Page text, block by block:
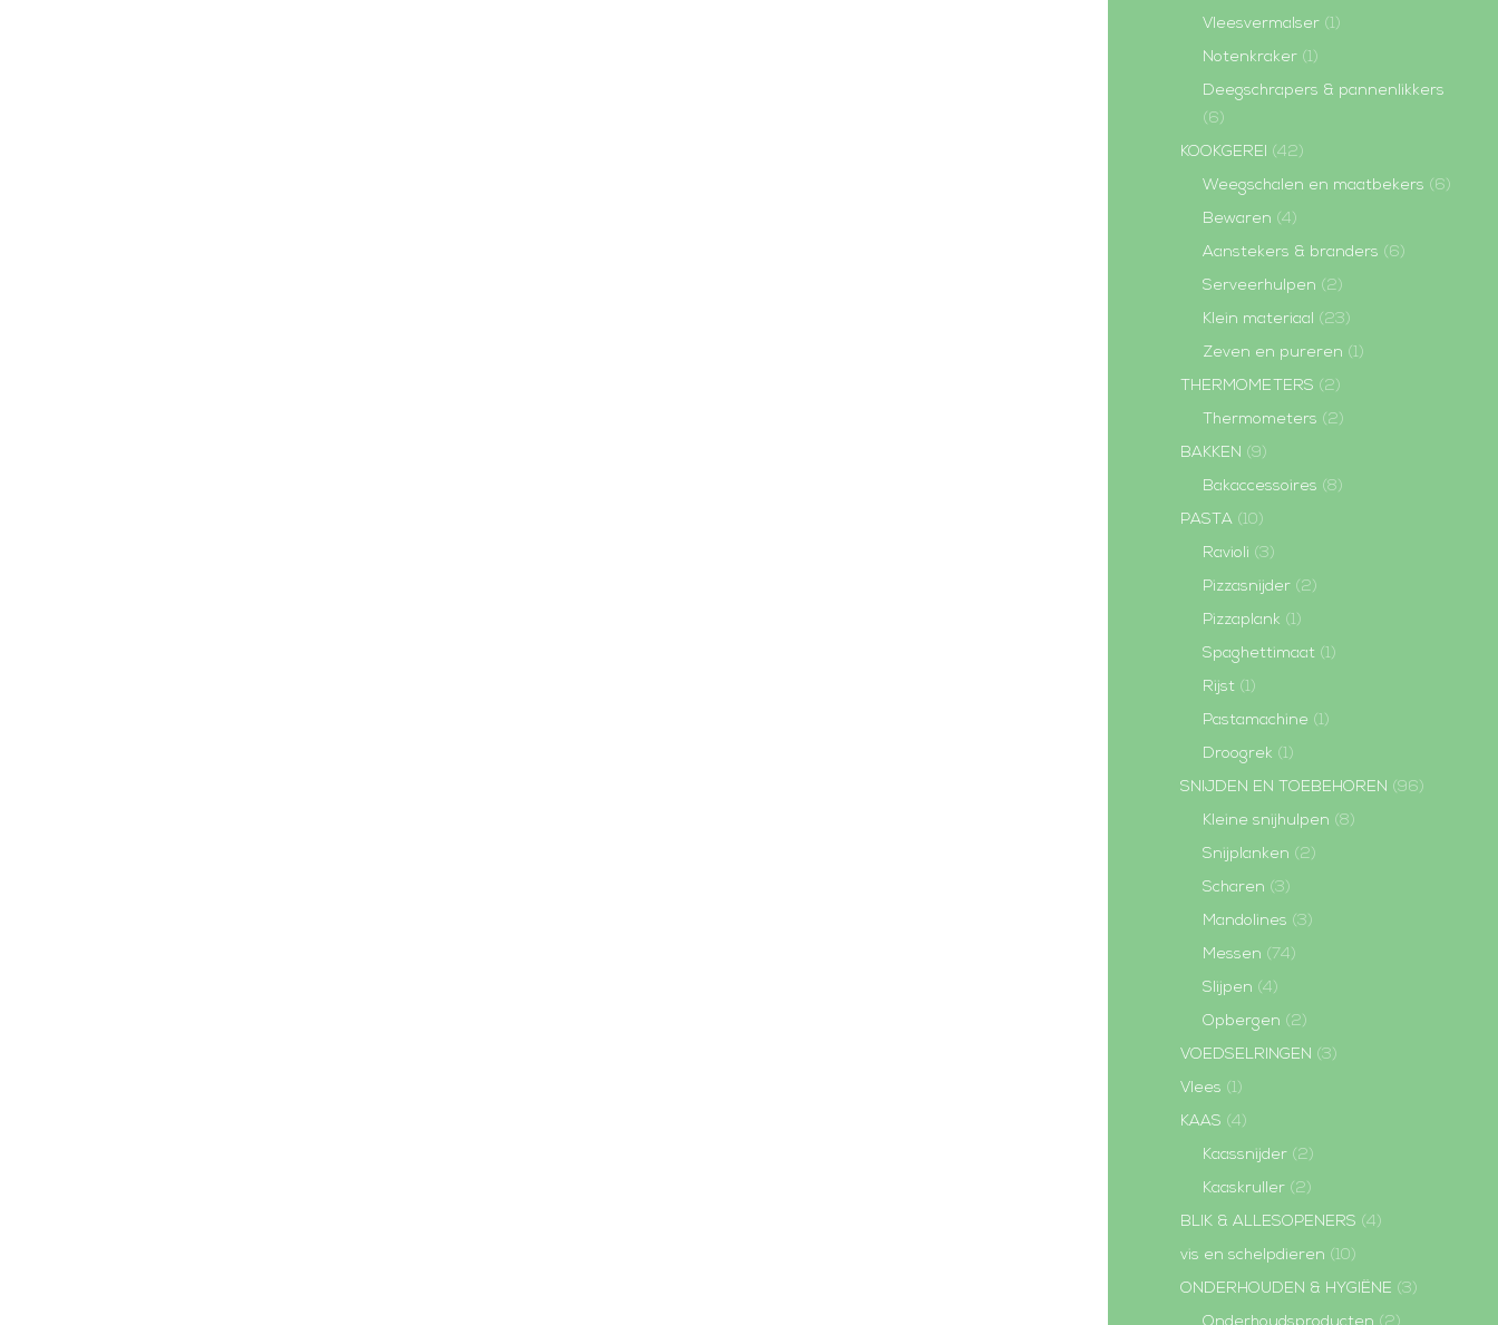
Vleesvermalser (1)
Notenkraker (1)
Deegschrapers & pannenlikkers
(6)
KOOKGEREI (42)
Weegschalen en maatbekers (6)
Bewaren (4)
Aanstekers & branders (6)
Serveerhulpen (2)
Klein materiaal (23)
Zeven en pureren (1)
THERMOMETERS (2)
Thermometers (2)
BAKKEN (9)
Bakaccessoires (8)
PASTA (10)
Ravioli (3)
Pizzasnijder (2)
Pizzaplank (1)
Spaghettimaat (1)
Rijst (1)
Pastamachine (1)
Droogrek (1)
SNIJDEN EN TOEBEHOREN (96)
Kleine snijhulpen (8)
Snijplanken (2)
Scharen (3)
Mandolines (3)
Messen (74)
Slijpen (4)
Opbergen (2)
VOEDSELRINGEN (3)
Vlees (1)
KAAS (4)
Kaassnijder (2)
Kaaskruller (2)
BLIK & ALLESOPENERS (4)
vis en schelpdieren (10)
ONDERHOUDEN & HYGIËNE (3)